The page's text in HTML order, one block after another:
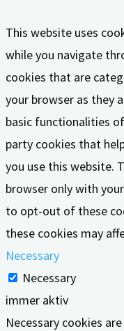
This website uses
while you navigate
cookies that are
your browser as they
basic functionalities
party cookies that
you use this website.
browser only with
to opt-out of these
these cookies may
Necessary
Necessary
immer aktiv
Necessary cookies